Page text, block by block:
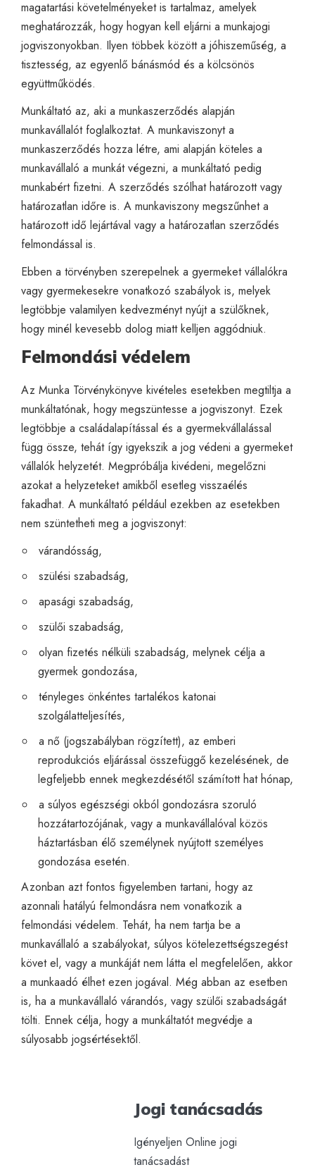
magatartási követelményeket is tartalmaz, amelyek
meghatározzák, hogy hogyan kell eljárni a munkajogi
jogviszonyokban. Ilyen többek között a jóhiszeműség, a
tisztesség, az egyenlő bánásmód és a kölcsönös
együttműködés.
Munkáltató az, aki a munkaszerződés alapján
munkavállalót foglalkoztat. A munkaviszonyt a
munkaszerződés hozza létre, ami alapján köteles a
munkavállaló a munkát végezni, a munkáltató pedig
munkabért fizetni. A szerződés szólhat határozott vagy
határozatlan időre is. A munkaviszony megszűnhet a
határozott idő lejártával vagy a határozatlan szerződés
felmondással is.
Ebben a törvényben szerepelnek a gyermeket vállalókra
vagy gyermekesekre vonatkozó szabályok is, melyek
legtöbbje valamilyen kedvezményt nyújt a szülőknek,
hogy minél kevesebb dolog miatt kelljen aggódniuk.
Felmondási védelem
Az Munka Törvénykönyve kivételes esetekben megtiltja a
munkáltatónak, hogy megszüntesse a jogviszonyt. Ezek
legtöbbje a családalapítással és a gyermekvállalással
függ össze, tehát így igyekszik a jog védeni a gyermeket
vállalók helyzetét. Megpróbálja kivédeni, megelőzni
azokat a helyzeteket amikből esetleg visszaélés
fakadhat. A munkáltató például ezekben az esetekben
nem szüntetheti meg a jogviszonyt:
várandósság,
szülési szabadság,
apasági szabadság,
szülői szabadság,
olyan fizetés nélküli szabadság, melynek célja a
gyermek gondozása,
tényleges önkéntes tartalékos katonai
szolgálatteljesítés,
a nő (jogszabályban rögzített), az emberi
reprodukciós eljárással összefüggő kezelésének, de
legfeljebb ennek megkezdésétől számított hat hónap,
a súlyos egészségi okból gondozásra szoruló
hozzátartozójának, vagy a munkavállalóval közös
háztartásban élő személynek nyújtott személyes
gondozása esetén.
Azonban azt fontos figyelemben tartani, hogy az
azonnali hatályú felmondásra nem vonatkozik a
felmondási védelem. Tehát, ha nem tartja be a
munkavállaló a szabályokat, súlyos kötelezettségszegést
követ el, vagy a munkáját nem látta el megfelelően, akkor
a munkaadó élhet ezen jogával. Még abban az esetben
is, ha a munkavállaló várandós, vagy szülői szabadságát
tölti. Ennek célja, hogy a munkáltatót megvédje a
súlyosabb jogsértésektől.
Jogi tanácsadás
Igényeljen Online jogi
tanácsadást